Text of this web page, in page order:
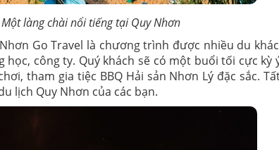
làng chài nổi tiếng tại Quy Nhơn
Go Travel là chương trình được nhiều du
công ty. Quý khách sẽ có một buổi tối cực kỳ
tham gia tiệc BBQ Hải sản Nhơn Lý đặc sắc.
lịch Quy Nhơn của các bạn.